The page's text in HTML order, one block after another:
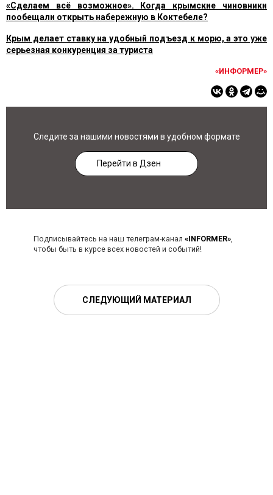
«Сделаем всё возможное». Когда крымские чиновники
пообещали открыть набережную в Коктебеле?
Крым делает ставку на удобный подъезд к морю, а это уже
серьезная конкуренция за туриста
«ИНФОРМЕР»
Следите за нашими новостями в удобном формате
Перейти в Дзен
Подписывайтесь на наш телеграм-канал «INFORMER»,
чтобы быть в курсе всех новостей и событий!
СЛЕДУЮЩИЙ МАТЕРИАЛ